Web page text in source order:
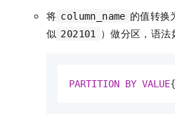
将 column_name 的值转换
似 202101 ）做分区，语法
PARTITION BY VALUE